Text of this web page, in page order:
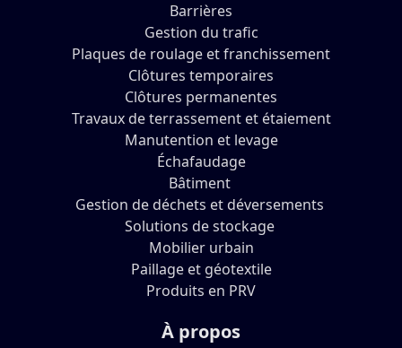
Barrières
Gestion du trafic
Plaques de roulage et franchissement
Clôtures temporaires
Clôtures permanentes
Travaux de terrassement et étaiement
Manutention et levage
Échafaudage
Bâtiment
Gestion de déchets et déversements
Solutions de stockage
Mobilier urbain
Paillage et géotextile
Produits en PRV
À propos